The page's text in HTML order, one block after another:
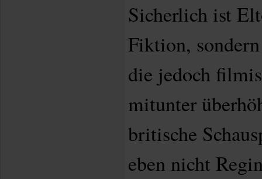
Sicherlich ist
Fiktion,
die jedoch
mitunter
britische
eben nicht